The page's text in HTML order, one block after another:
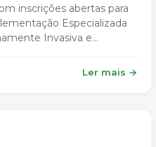
inscrições abertas para
Especializada
Invasiva e
nas técnicas
Ler mais →